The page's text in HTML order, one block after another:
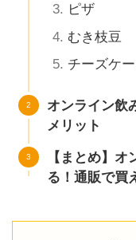
ピザ
むき枝豆
チーズケ
オンライン飲
メリット
【まとめ】
る！通販で買